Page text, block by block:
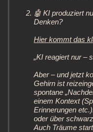
🤖 KI produziert
Denken?
Hier kommt das
„KI reagiert nur –
Aber – und jetzt
Gehirn ist
spontane
einem Kontext
Erinnerungen
oder über
Auch Träume